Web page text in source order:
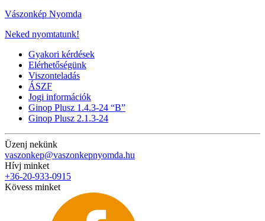
Vászonkép Nyomda
Neked nyomtatunk!
Gyakori kérdések
Elérhetőségünk
Viszonteladás
ÁSZF
Jogi információk
Ginop Plusz 1.4.3-24 “B”
Ginop Plusz 2.1.3-24
Üzenj nekünk
vaszonkep@vaszonkepnyomda.hu
Hívj minket
+36-20-933-0915
Kövess minket